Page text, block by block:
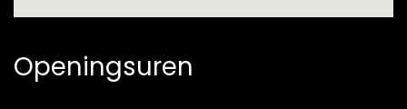
Openingsuren